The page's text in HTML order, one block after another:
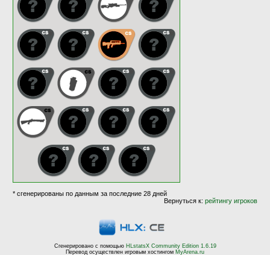
* сгенерированы по данным за последние 28 дней
Вернуться к:рейтингу игроков
Сгенерировано с помощью HLstatsX Community Edition 1.6.19
Перевод осуществлен игровым хостингом MyArena.ru